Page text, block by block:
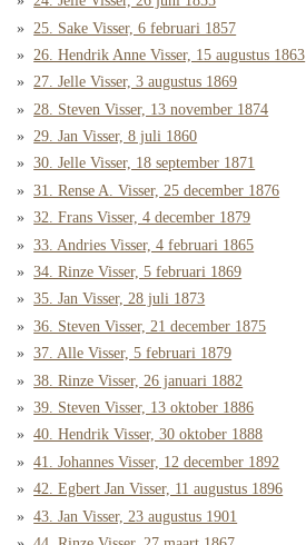
25. Sake Visser, 6 februari 1857
26. Hendrik Anne Visser, 15 augustus 1863
27. Jelle Visser, 3 augustus 1869
28. Steven Visser, 13 november 1874
29. Jan Visser, 8 juli 1860
30. Jelle Visser, 18 september 1871
31. Rense A. Visser, 25 december 1876
32. Frans Visser, 4 december 1879
33. Andries Visser, 4 februari 1865
34. Rinze Visser, 5 februari 1869
35. Jan Visser, 28 juli 1873
36. Steven Visser, 21 december 1875
37. Alle Visser, 5 februari 1879
38. Rinze Visser, 26 januari 1882
39. Steven Visser, 13 oktober 1886
40. Hendrik Visser, 30 oktober 1888
41. Johannes Visser, 12 december 1892
42. Egbert Jan Visser, 11 augustus 1896
43. Jan Visser, 23 augustus 1901